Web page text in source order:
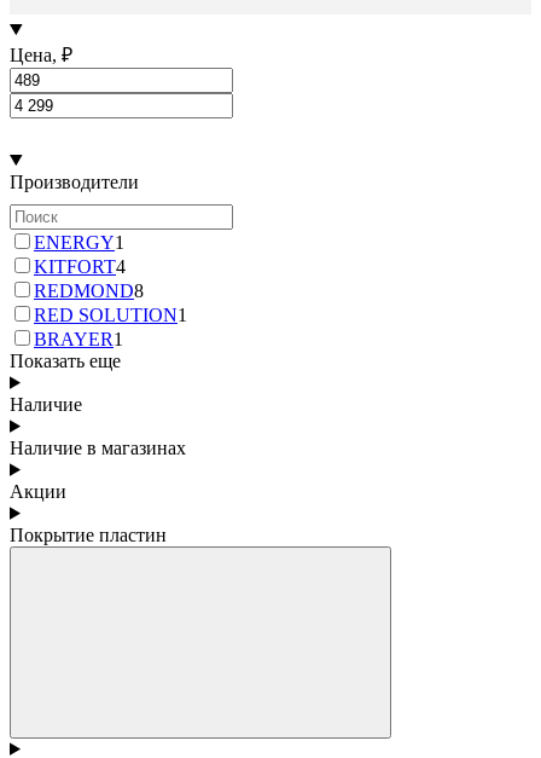
Цена, ₽
Производители
ENERGY1
KITFORT4
REDMOND8
RED SOLUTION1
BRAYER1
Показать еще
Наличие
Наличие в магазинах
Акции
Покрытие пластин